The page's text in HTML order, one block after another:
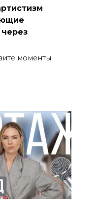
моменты